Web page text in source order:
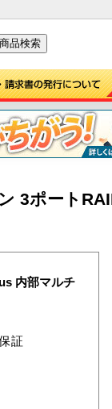
3ポート
内部マルチ
証